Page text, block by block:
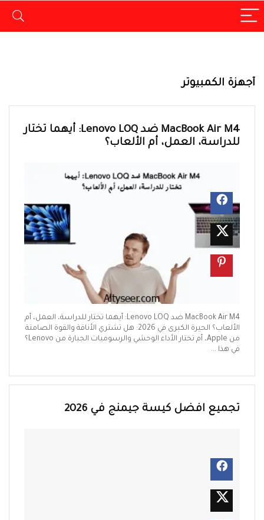
أجهزة الكمبيوتر
MacBook Air M4 ضد Lenovo LOQ: أيهما تختار
للدراسة، العمل، أم الألعاب؟
MacBook Air M4 ضد Lenovo LOQ: أيهما تختار للدراسة، العمل، أم
الألعاب؟ الحيرة الكبرى في 2026: هل تشتري الأناقة والقوة الصامتة
من Apple، أم تختار الأداء الوحشي والرسوميات الجبارة من Lenovo؟
في هذا ...
تجميع افضل كيسة جيمنج في 2026